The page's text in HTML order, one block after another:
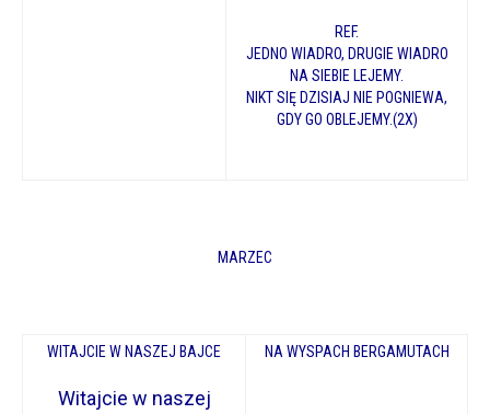
REF.
JEDNO WIADRO, DRUGIE WIADRO
NA SIEBIE LEJEMY.
NIKT SIĘ DZISIAJ NIE POGNIEWA,
GDY GO OBLEJEMY.(2X)
MARZEC
WITAJCIE W NASZEJ BAJCE
Witajcie w naszej
NA WYSPACH BERGAMUTACH